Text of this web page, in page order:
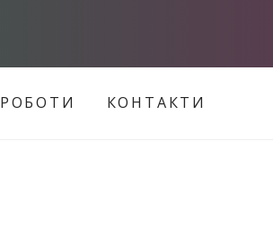
РОБОТИ КОНТАКТИ